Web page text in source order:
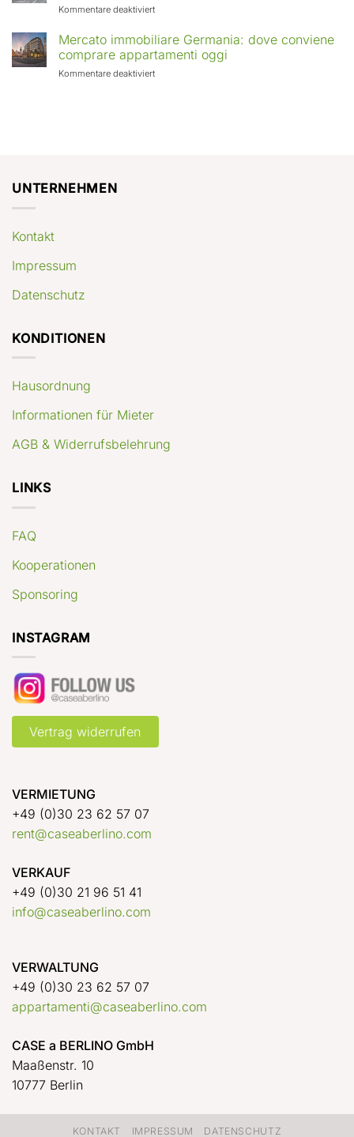
Europa:
in
crescita
rendimenti
Kommentare deaktiviertfür
casa
a
Berlino
con
Mercato immobiliare Germania: dove conviene
comprare appartamenti oggi
Kommentare deaktiviertfür
UNTERNEHMEN
Kontakt
Impressum
Datenschutz
KONDITIONEN
Hausordnung
Informationen für Mieter
AGB & Widerrufsbelehrung
LINKS
FAQ
Kooperationen
Sponsoring
INSTAGRAM
Vertrag widerrufen
VERMIETUNG
+49 (0)30 23 62 57 07
rent@caseaberlino.com
VERKAUF
+49 (0)30 21 96 51 41
info@caseaberlino.com
VERWALTUNG
+49 (0)30 23 62 57 07
appartamenti@caseaberlino.com
CASE a BERLINO GmbH
Maaßenstr. 10
10777 Berlin
KONTAKT IMPRESSUM DATENSCHUTZ